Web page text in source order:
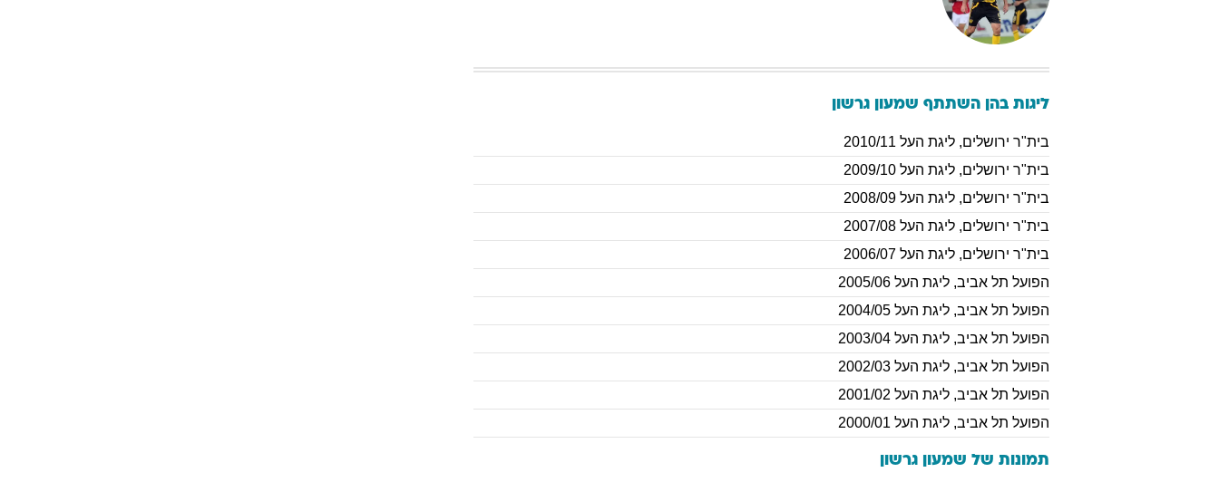
ליגות בהן השתתף שמעון גרשון
בית"ר ירושלים, ליגת העל 2010/11
בית"ר ירושלים, ליגת העל 2009/10
בית"ר ירושלים, ליגת העל 2008/09
בית"ר ירושלים, ליגת העל 2007/08
בית"ר ירושלים, ליגת העל 2006/07
הפועל תל אביב, ליגת העל 2005/06
הפועל תל אביב, ליגת העל 2004/05
הפועל תל אביב, ליגת העל 2003/04
הפועל תל אביב, ליגת העל 2002/03
הפועל תל אביב, ליגת העל 2001/02
הפועל תל אביב, ליגת העל 2000/01
תמונות של שמעון גרשון